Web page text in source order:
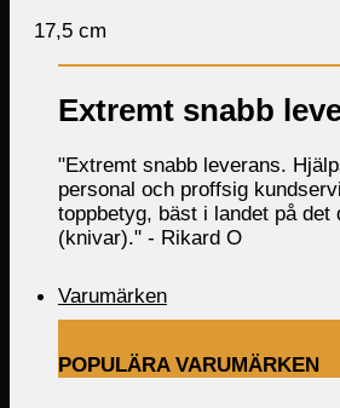
17,5 cm
Extremt snabb
"Extremt snabb leverans.
personal och proffsig
toppbetyg, bäst i landet på det
(knivar)." - Rikard O
Varumärken
POPULÄRA VARUMÄRKEN